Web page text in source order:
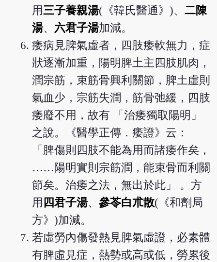
用三子養親湯(《韓氏醫通》)、二陳
湯、 六君子湯加減。
痿病見脾氣虛者，四肢痿軟無力，症
狀逐漸加重，陽明脾土主四肢肌肉，
潤宗筋，束筋骨興利關節，脾土虛則
氣血少，宗筋失潤，筋骨弛緩，四肢
痿廢不用，故有 「治痿獨取陽明」
之說。《醫學正傳．痿證》云：
「脾傷則四肢不能為用而諸痿作矣，
……陽明實則宗筋潤，能束骨而利關
節矣。治痿之法，無出於此」 。方
用 四君子湯、參苓白朮散(《和劑局
方》)加減。
若虛勞內傷發熱見脾氣虛證，必素體
有脾虛見症，熱勢或高或低，勞累後